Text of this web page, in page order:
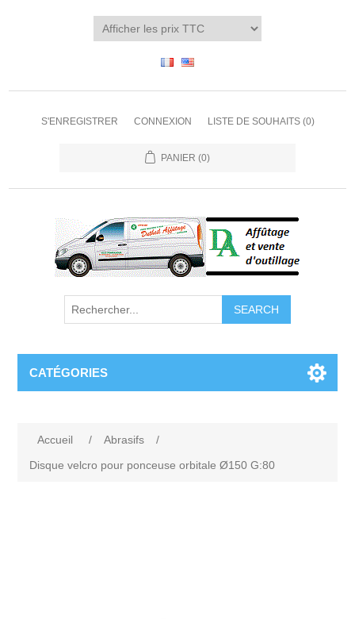
S'ENREGISTRER CONNEXION LISTE DE SOUHAITS (0)
PANIER (0)
CATÉGORIES
Accueil / Abrasifs
/
Disque velcro pour ponceuse orbitale Ø150 G:80